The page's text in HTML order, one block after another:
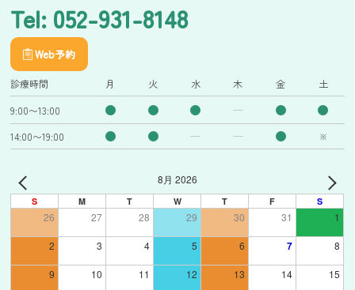
Tel: 052-931-8148
Web予約
診療時間 月 火 水 木 金 土
9:00〜13:00
14:00〜19:00
※
8月 2026
S M T W T F S
26 27 28 29 30 31 1
2 3 4 5 6 7 8
9 10 11 12 13 14 15